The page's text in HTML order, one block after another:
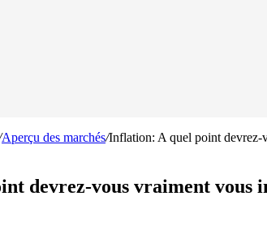
Aperçu des marchés/Inflation: A quel point devrez-
devrez-vous vraiment vous